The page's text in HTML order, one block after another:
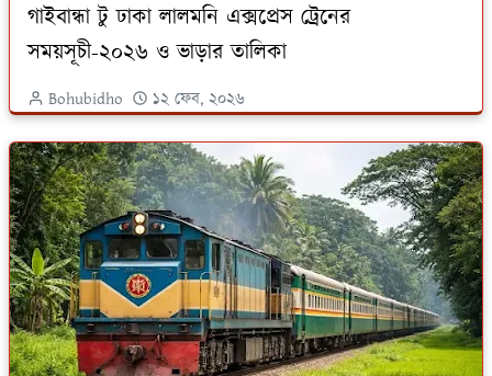
গাইবান্ধা টু ঢাকা লালমনি এক্সপ্রেস ট্রেনের
সময়সূচী-২০২৬ ও ভাড়ার তালিকা
Bohubidho ১২ ফেব, ২০২৬